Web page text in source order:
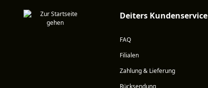
Deiters Kundenservice
FAQ
Filialen
Zahlung & Lieferung